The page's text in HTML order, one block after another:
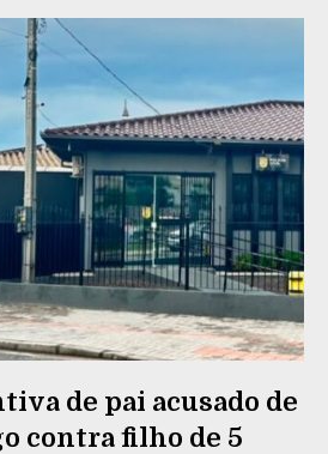
de pai acusado de
contra filho de 5